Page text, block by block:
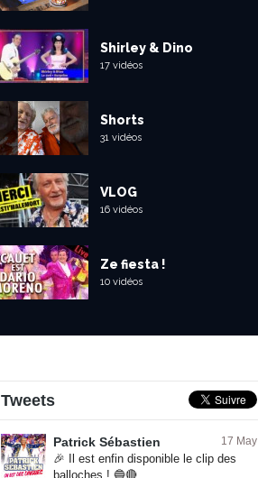
Shirley & Dino
17 vidéos
Shorts
31 vidéos
VLOG
16 vidéos
Ze fiesta !
10 vidéos
Tweets
Patrick Sébastien 17 May
🎉 Il est enfin disponible le clip des
balloches ! 🔵🔴